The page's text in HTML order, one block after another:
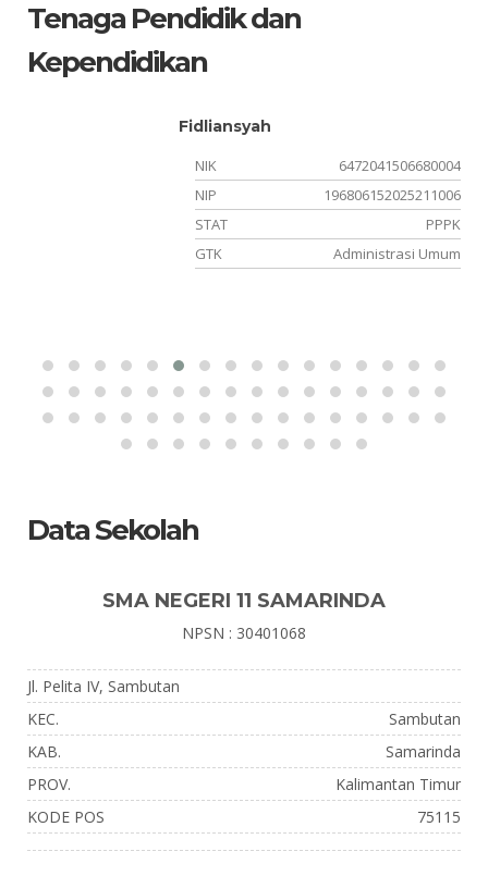
Tenaga Pendidik dan
Kependidikan
PUTRI AGNES SUYITNO, S.Pd.
NIK
3215015401000002
NIP
200001142024212012
STAT
PPPK
GTK
Guru Sejarah
Data Sekolah
SMA NEGERI 11 SAMARINDA
NPSN : 30401068
Jl. Pelita IV, Sambutan
KEC.
Sambutan
KAB.
Samarinda
PROV.
Kalimantan Timur
KODE POS
75115